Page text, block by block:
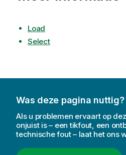
Load
Select
Was deze pagina nuttig?
Als u problemen ervaart op
onjuist is – een tikfout, een
technische fout – laat het ons